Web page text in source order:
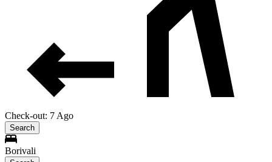
Check-out: 7 Ago
Search
Borivali